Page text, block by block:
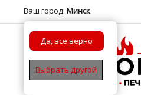
Ваш город: Минск
Да, все верно
Выбрать другой